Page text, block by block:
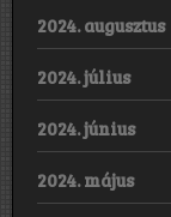
2024. augusztus
2024. július
2024. június
2024. május